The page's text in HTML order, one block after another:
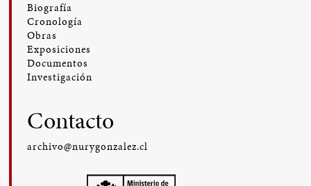
Biografía
Cronología
Obras
Exposiciones
Documentos
Investigación
Contacto
archivo@nurygonzalez.cl